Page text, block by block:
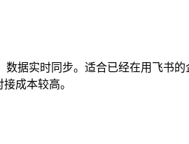
据实时同步。适合已经在用飞书的
成本较高。